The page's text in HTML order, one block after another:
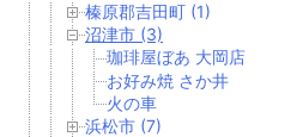
榛原郡吉田町 (1)
沼津市 (3)
珈琲屋ぼあ 大岡店
お好み焼 さか井
火の車
浜松市 (7)